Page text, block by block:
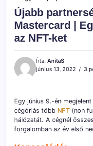
Újabb
Mastercard |
az NFT-ket
Írta: AnitaS
június 13, 2022
3
Egy június 9.-én
cégóriás több NFT (non
hálózatát. A cégnél
forgalomban az év első